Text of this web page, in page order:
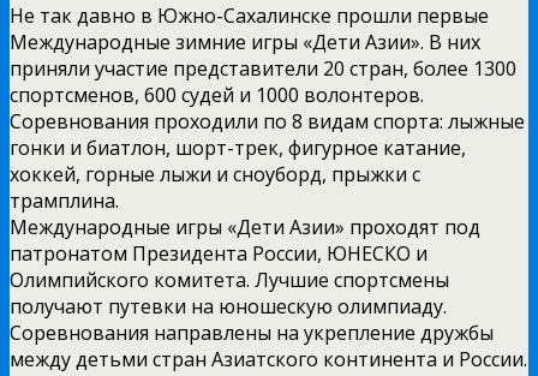
Не так давно в Южно-Сахалинске прошли первые
Международные зимние игры «Дети Азии». В них
приняли участие представители 20 стран, более 1300
спортсменов, 600 судей и 1000 волонтеров.
Соревнования проходили по 8 видам спорта: лыжные
гонки и биатлон, шорт-трек, фигурное катание,
хоккей, горные лыжи и сноуборд, прыжки с
трамплина.
Международные игры «Дети Азии» проходят под
патронатом Президента России, ЮНЕСКО и
Олимпийского комитета. Лучшие спортсмены
получают путевки на юношескую олимпиаду.
Соревнования направлены на укрепление дружбы
между детьми стран Азиатского континента и России.